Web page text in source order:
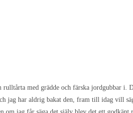
en rulltårta med grädde och färska
hon gjorde den och jag har